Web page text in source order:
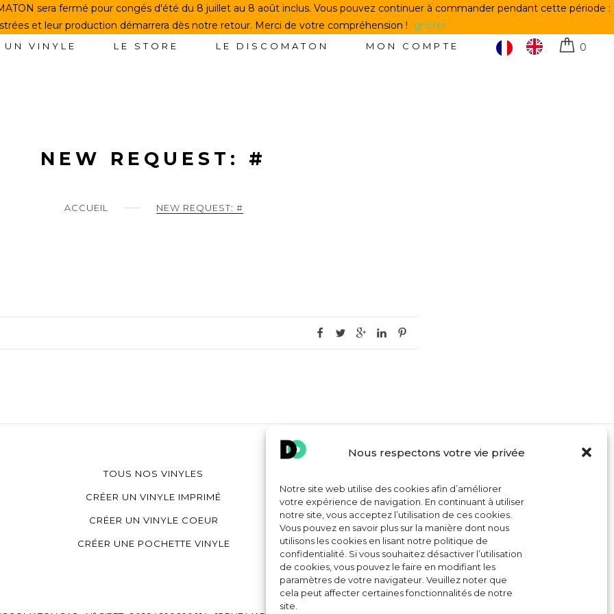
Nous respectons votre vie privée
Notre site web utilise des cookies afin d’améliorer
votre expérience de navigation. En continuant à utiliser
notre site, vous acceptez l’utilisation de ces cookies.
Vous pouvez en savoir plus sur la manière dont nous
utilisons les cookies en lisant notre politique de
confidentialité. Si vous souhaitez désactiver l’utilisation
de cookies, vous pouvez le faire en modifiant les
paramètres de votre navigateur. Veuillez noter que
cela peut affecter certaines fonctionnalités de notre
site.
0
UN VINYLE LE STORE LE DISCOMATON MON COMPTE
ACCUEIL NEW REQUEST: #
NEW REQUEST: #
TOUS NOS VINYLES
CRÉER UN VINYLE IMPRIMÉ
CRÉER UN VINYLE COEUR
CRÉER UNE POCHETTE VINYLE
CONTACT
CONDITIONS GÉNÉRALES DE VENTE
POLITIQUE DE COOKIES
sera fermé pour congés d'été du 8 juillet au 8 août inclus. Vous pouvez continuer à commander pendant cette période :
et leur production démarrera dès notre retour. Merci de votre compréhension ! Ignorer